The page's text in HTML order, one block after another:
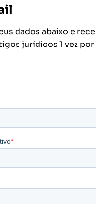
dados abaixo e
jurídicos 1 vez por